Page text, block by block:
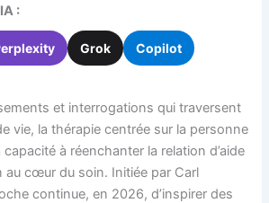
:
Grok Copilot
et interrogations qui traversent
vie, la thérapie centrée sur la personne
à réenchanter la relation d’aide
au cœur du soin. Initiée par Carl
continue, en 2026, d’inspirer des